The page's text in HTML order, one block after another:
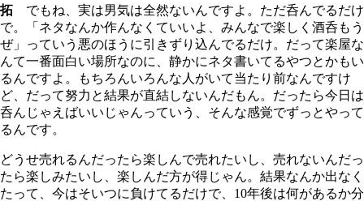
拓 でもね、実は男気は全然ないんですよ。ただ呑んでるだけ
で。「ネタなんか作んなくていいよ、みんなで楽しく酒呑もう
ぜ」っていう悪のほうに引きずり込んでるだけ。だって楽屋な
んて一番面白い場所なのに、静かにネタ書いてるやつとかもい
るんですよ。もちろんいろんな人がいて当たり前なんですけ
ど、だって努力と結果が直結しないんだもん。だったら今日は
呑んじゃえばいいじゃんっていう、そんな感覚でずっとやって
るんです。
どうせ売れるんだったら楽しんで売れたいし、売れないんだっ
たら楽しみたいし、楽しんだ方が得じゃん。結果なんか出なく
たって、今はそいつに負けてるだけで、10年後は何があるか分